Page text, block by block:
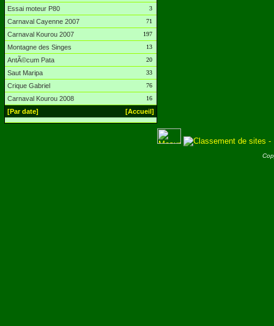
Essai moteur P80 3
Carnaval Cayenne 2007 71
Carnaval Kourou 2007 197
Montagne des Singes 13
AntÃ©cum Pata 20
Saut Maripa 33
Crique Gabriel 76
Carnaval Kourou 2008 16
[Par date] [Accueil]